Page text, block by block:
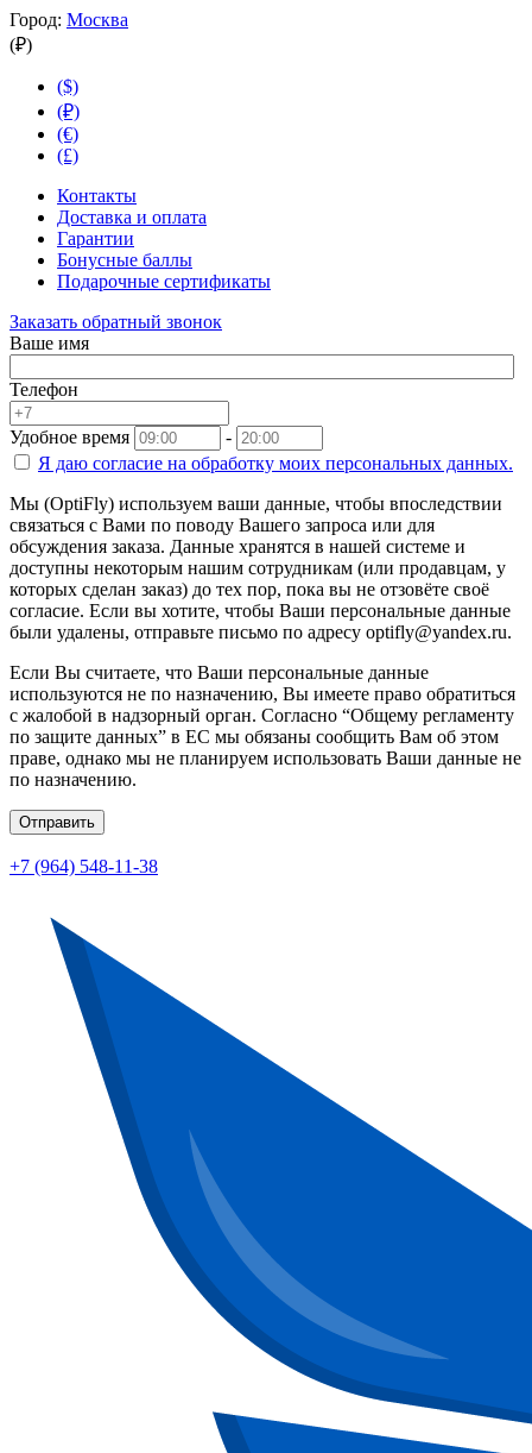
Город: Москва
(₽)
($)
(₽)
(€)
(£)
Контакты
Доставка и оплата
Гарантии
Бонусные баллы
Подарочные сертификаты
Заказать обратный звонок
Ваше имя
Телефон
Удобное время
-
Я даю согласие на обработку моих персональных данных.
Мы (OptiFly) используем ваши данные, чтобы впоследствии
связаться с Вами по поводу Вашего запроса или для
обсуждения заказа. Данные хранятся в нашей системе и
доступны некоторым нашим сотрудникам (или продавцам, у
которых сделан заказ) до тех пор, пока вы не отзовёте своё
согласие. Если вы хотите, чтобы Ваши персональные данные
были удалены, отправьте письмо по адресу optifly@yandex.ru.
Если Вы считаете, что Ваши персональные данные
используются не по назначению, Вы имеете право обратиться
с жалобой в надзорный орган. Согласно “Общему регламенту
по защите данных” в ЕС мы обязаны сообщить Вам об этом
праве, однако мы не планируем использовать Ваши данные не
по назначению.
Отправить
+7 (964) 548-11-38